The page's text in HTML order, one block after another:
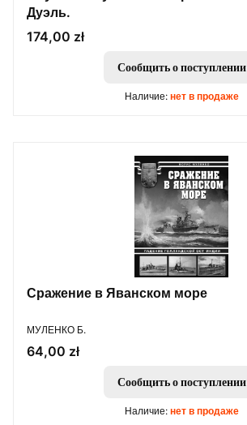
Дуэль.
Цена
174,00 zł
Сообщить о поступлении
Наличие: нет в продаже
Сражение в Яванском море
ПРОИЗВОДИТЕЛЬ
МУЛЕНКО Б.
Цена
64,00 zł
Сообщить о поступлении
Наличие: нет в продаже